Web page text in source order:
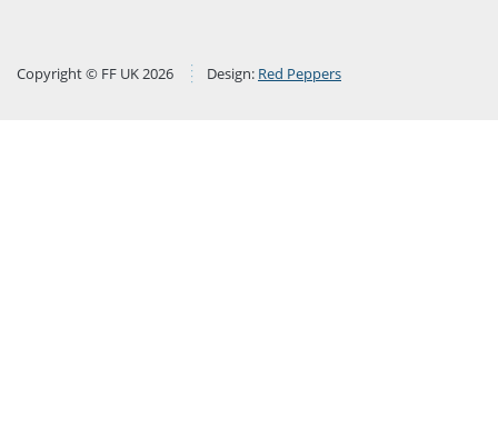
Copyright © FF UK 2026 Design: Red Peppers